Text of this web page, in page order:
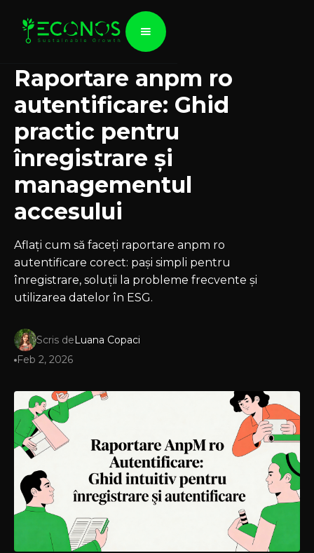
Raportare anpm ro
autentificare: Ghid
practic pentru
înregistrare și
managementul
accesului
Aflați cum să faceți raportare anpm ro
autentificare corect: pași simpli pentru
înregistrare, soluții la probleme frecvente și
utilizarea datelor în ESG.
Scris deLuana Copaci
Feb 2, 2026